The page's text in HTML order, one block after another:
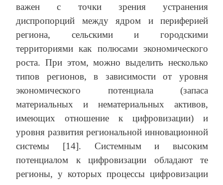
важен с точки зрения устранения
диспропорций между ядром и периферией
региона, сельскими и городскими
территориями как полюсами экономического
роста. При этом, можно выделить несколько
типов регионов, в зависимости от уровня
экономического потенциала (запаса
материальных и нематериальных активов,
имеющих отношение к цифровизации) и
уровня развития региональной инновационной
системы [14]. Системным и высоким
потенциалом к цифровизации обладают те
регионы, у которых процессы цифровизации